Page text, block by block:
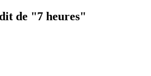
de "7 heures"